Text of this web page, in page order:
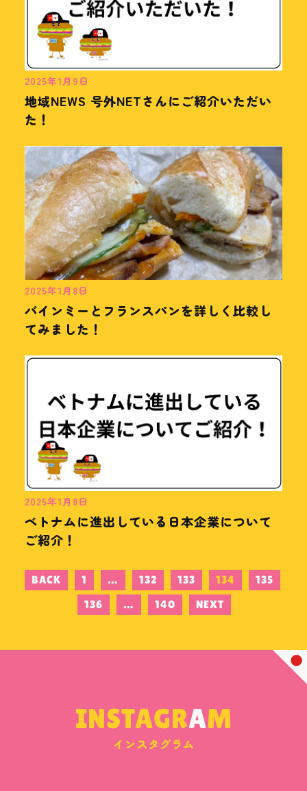
2025年1月9日
地域NEWS 号外NETさんにご紹介いただい
た！
2025年1月8日
バインミーとフランスパンを詳しく比較し
てみました！
2025年1月8日
ベトナムに進出している日本企業について
ご紹介！
BACK 1 … 132 133 134
135
136
… 140 NEXT
INSTAGRAM
インスタグラム